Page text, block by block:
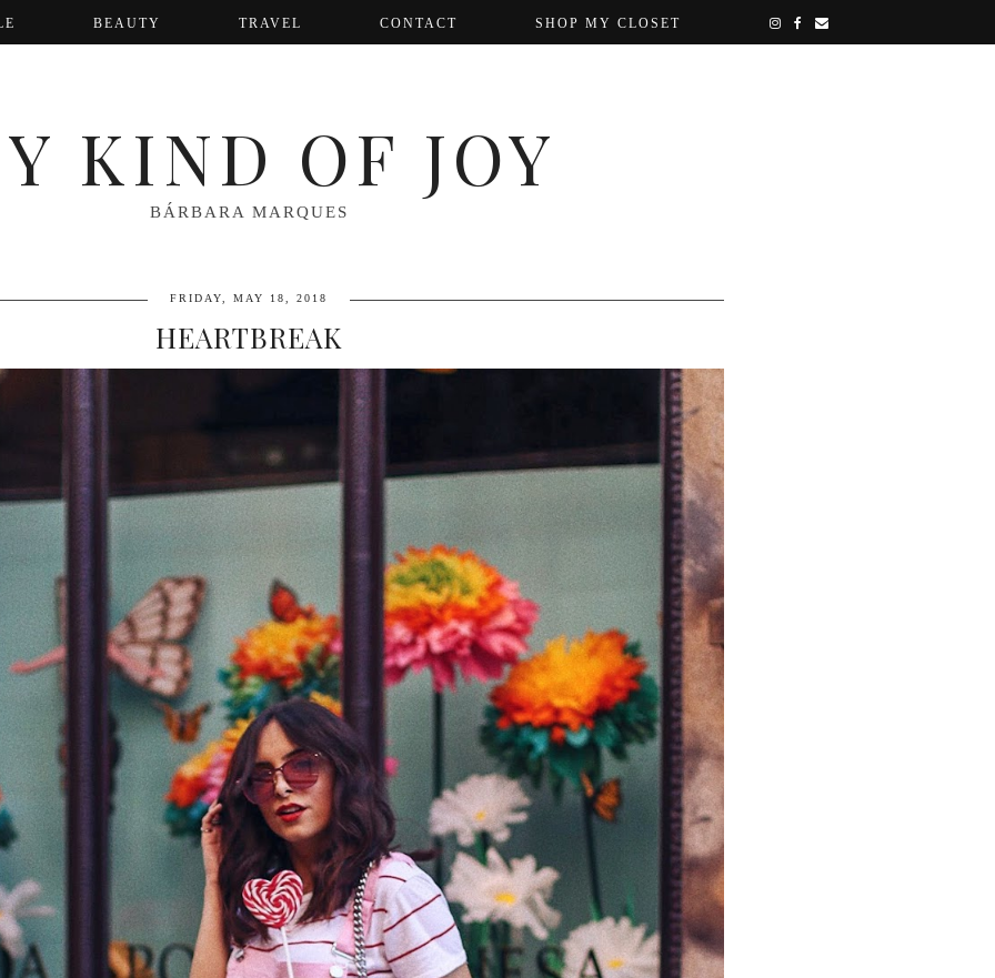
BEAUTY TRAVEL CONTACT SHOP MY CLOSET
KIND OF JOY
BÁRBARA MARQUES
FRIDAY, MAY 18, 2018
HEARTBREAK